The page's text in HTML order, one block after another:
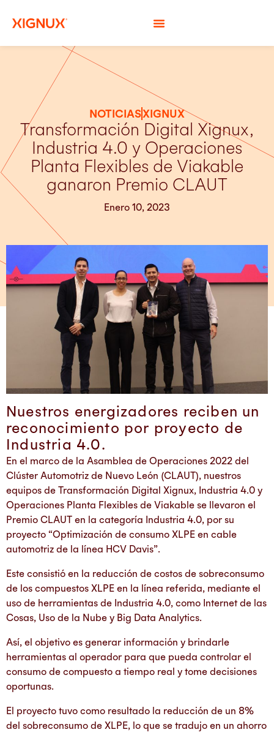
NOTICIASXIGNUX
Transformación Digital Xignux,
Industria 4.0 y Operaciones
Planta Flexibles de Viakable
ganaron Premio CLAUT
Enero 10, 2023
Nuestros energizadores reciben un
reconocimiento por proyecto de
Industria 4.0.
En el marco de la Asamblea de Operaciones 2022 del
Clúster Automotriz de Nuevo León (CLAUT), nuestros
equipos de Transformación Digital Xignux, Industria 4.0 y
Operaciones Planta Flexibles de Viakable se llevaron el
Premio CLAUT en la categoría Industria 4.0, por su
proyecto “Optimización de consumo XLPE en cable
automotriz de la línea HCV Davis”.
Este consistió en la reducción de costos de sobreconsumo
de los compuestos XLPE en la línea referida, mediante el
uso de herramientas de Industria 4.0, como Internet de las
Cosas, Uso de la Nube y Big Data Analytics.
Así, el objetivo es generar información y brindarle
herramientas al operador para que pueda controlar el
consumo de compuesto a tiempo real y tome decisiones
oportunas.
El proyecto tuvo como resultado la reducción de un 8%
del sobreconsumo de XLPE, lo que se tradujo en un ahorro